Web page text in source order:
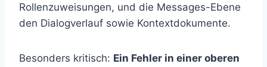
Rollenzuweisungen, und die Messages-Ebene
den Dialogverlauf sowie Kontextdokumente.
Besonders kritisch: Ein Fehler in einer oberen